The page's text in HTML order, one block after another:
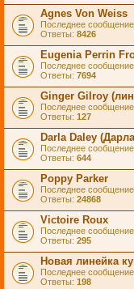
Agnes Von Weiss
Последнее сообщение
Ответы: 8426
Eugenia Perrin
Последнее сообщение
Ответы: 7694
Ginger Gilroy
Последнее сообщение
Ответы: 127
Darla Daley
Последнее сообщение
Ответы: 644
Poppy Parker
Последнее сообщение
Ответы: 24868
Victoire Roux
Последнее сообщение
Ответы: 295
Новая линейка
Последнее сообщение
Ответы: 198